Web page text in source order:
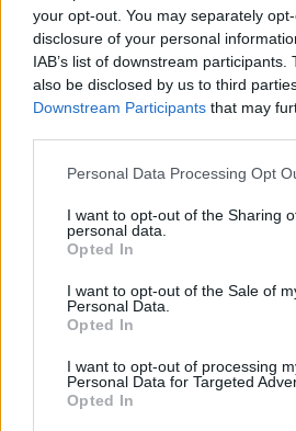
your opt-out. You may separately
disclosure of your personal
IAB’s list of downstream
also be disclosed by us to third
Downstream Participants that may
Personal Data Processing Opt
I want to opt-out of the Sharing
personal data.
Opted In
I want to opt-out of the Sale of
Personal Data.
Opted In
I want to opt-out of processing
Personal Data for Targeted
Opted In